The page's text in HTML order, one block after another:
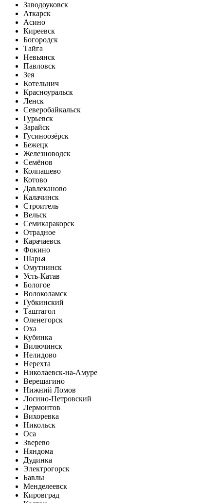
Заводоуковск
Аткарск
Асино
Киреевск
Богородск
Тайга
Невьянск
Павловск
Зея
Котельнич
Красноуральск
Ленск
Северобайкальск
Гурьевск
Зарайск
Гусиноозёрск
Бежецк
Железноводск
Семёнов
Колпашево
Котово
Давлеканово
Калачинск
Строитель
Вельск
Семикаракорск
Отрадное
Карачаевск
Фокино
Шарья
Омутнинск
Усть-Катав
Бологое
Волоколамск
Губкинский
Таштагол
Оленегорск
Оха
Кубинка
Вилючинск
Нелидово
Нерехта
Николаевск-на-Амуре
Верещагино
Нижний Ломов
Лосино-Петровский
Лермонтов
Вихоревка
Никольск
Оса
Зверево
Няндома
Дудинка
Электрогорск
Бавлы
Менделеевск
Кировград